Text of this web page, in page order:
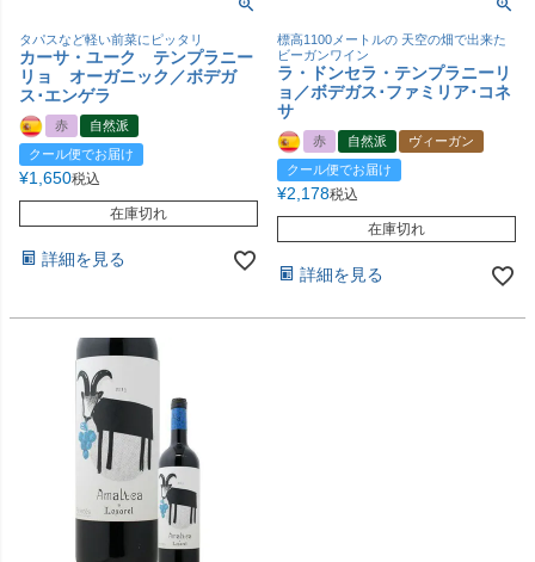
タパスなど軽い前菜にピッタリ
カーサ・ユーク テンプラニー
リョ オーガニック／ボデガ
ス･エンゲラ
赤
自然派
クール便でお届け
¥1,650税込
在庫切れ
詳細を見る
標高1100メートルの 天空の畑で出来た
ビーガンワイン
ラ・ドンセラ・テンプラニーリ
ョ／ボデガス･ファミリア･コネ
サ
赤 自然派
ヴィーガン
クール便でお届け
¥2,178税込
在庫切れ
詳細を見る